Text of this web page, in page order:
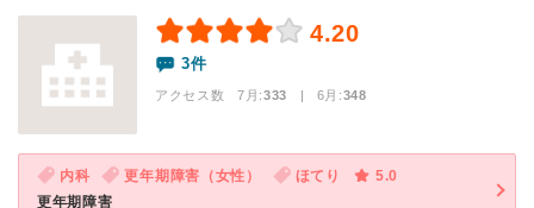
4.20
3件
アクセス数 7月:333 | 6月:348
内科 更年期障害（女性） ほてり
5.0
更年期障害